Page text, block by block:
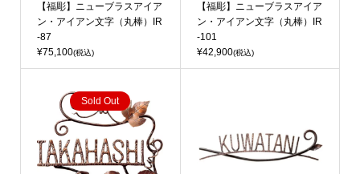
【福彫】ニューブラスアイア
ン・アイアン文字（丸棒）IR
-87
¥75,100(税込)
【福彫】ニューブラスアイア
ン・アイアン文字（丸棒）IR
-101
¥42,900(税込)
Sold Out